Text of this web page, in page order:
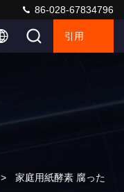
86-028-67834796
引用
> 家庭用紙酵素 腐った